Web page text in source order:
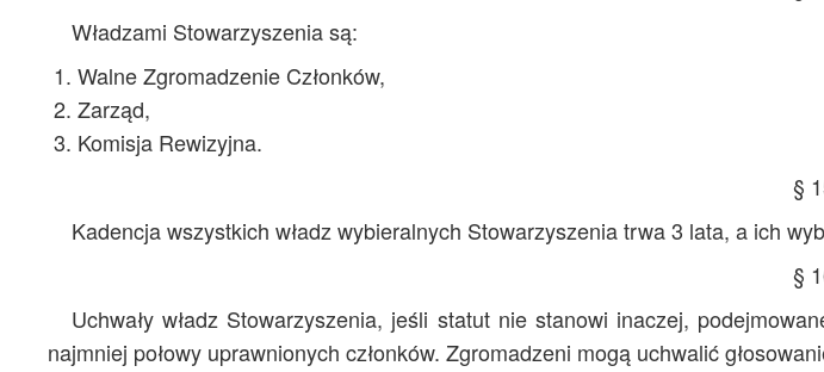
Władzami Stowarzyszenia są:
Walne Zgromadzenie Członków,
Zarząd,
Komisja Rewizyjna.
§
Kadencja wszystkich władz wybieralnych Stowarzyszenia trwa 3 lata, a ich
§
Uchwały władz Stowarzyszenia, jeśli statut nie stanowi inaczej,
najmniej połowy uprawnionych członków. Zgromadzeni mogą uchwalić